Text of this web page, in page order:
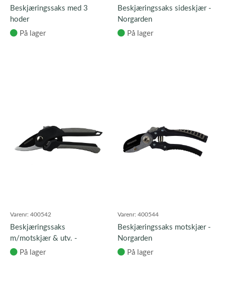
Beskjæringssaks med 3
hoder
På lager
Beskjæringssaks sideskjær -
Norgarden
På lager
Varenr: 400542
Beskjæringssaks
m/motskjær & utv. -
Norgarden
På lager
Varenr: 400544
Beskjæringssaks motskjær -
Norgarden
På lager